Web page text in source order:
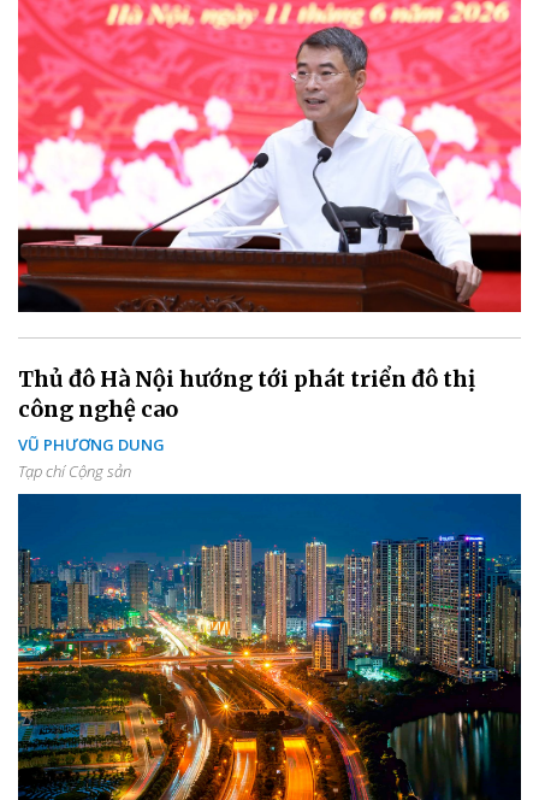
Thủ đô Hà Nội hướng tới phát triển đô thị
công nghệ cao
VŨ PHƯƠNG DUNG
Tạp chí Cộng sản